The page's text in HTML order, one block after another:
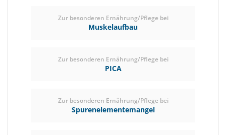
Zur besonderen Ernährung/Pflege bei
Muskelaufbau
Zur besonderen Ernährung/Pflege bei
PICA
Zur besonderen Ernährung/Pflege bei
Spurenelementemangel